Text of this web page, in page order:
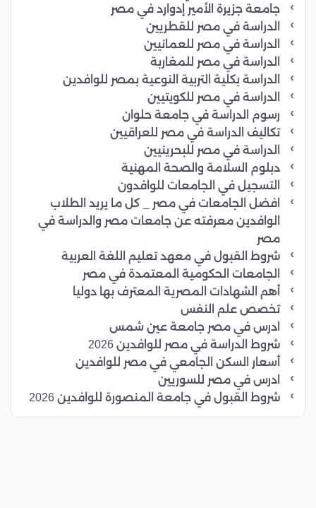
جامعة جزيرة الأمير إدوارد في مصر
الدراسة في مصر للقطريين
الدراسة في مصر للعمانيين
الدراسة في مصر للمغاربة
الدراسة بكلية التربية النوعية بمصر للوافدين
الدراسة في مصر للكويتيين
رسوم الدراسة في جامعة حلوان
تكاليف الدراسة في مصر للعراقيين
الدراسة في مصر للبحرينيين
دبلوم السلامة والصحة المهنية
التسجيل في الجامعات للوافدون
افضل الجامعات في مصر _ كل ما يريد الطلاب
الوافدين معرفته عن جامعات مصر والدراسة في
مصر
شروط القبول في معهد تعليم اللغة العربية
الجامعات الحكومية المعتمدة في مصر
أهم الشهادات المصرية المعترف بها دوليا
تخصص علم النفس
ادرس في مصر جامعة عين شمس
شروط الدراسة في مصر للوافدين 2026
أسعار السكن الجامعي في مصر للوافدين
ادرس في مصر للسوريين
شروط القبول في جامعة المنصورة للوافدين 2026